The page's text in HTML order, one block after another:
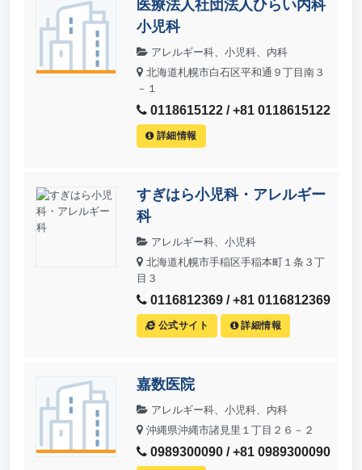
医療法人社団法人ひらい内科
小児科
アレルギー科、小児科、内科
北海道札幌市白石区平和通９丁目南３
－１
0118615122 / +81 0118615122
詳細情報
すぎはら小児科・アレルギー
科
アレルギー科、小児科
北海道札幌市手稲区手稲本町１条３丁
目３
0116812369 / +81 0116812369
公式サイト 詳細情報
嘉数医院
アレルギー科、小児科、内科
沖縄県沖縄市諸見里１丁目２６－２
0989300090 / +81 0989300090